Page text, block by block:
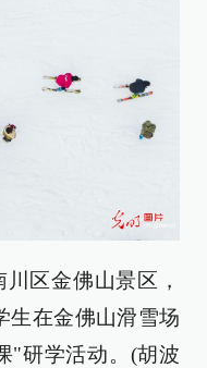
区金佛山景区，
生在金佛山滑雪场
"研学活动。(胡波